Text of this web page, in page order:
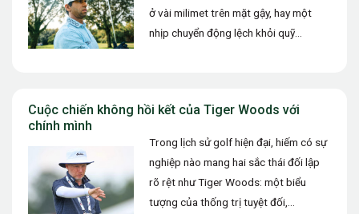
ở vài milimet trên mặt gậy, hay một
nhịp chuyển động lệch khỏi quỹ…
Cuộc chiến không hồi kết của Tiger Woods với
Trong lịch sử golf hiện đại, hiếm có sự
nghiệp nào mang hai sắc thái đối lập
rõ rệt như Tiger Woods: một biểu
tượng của thống trị tuyệt đối,…